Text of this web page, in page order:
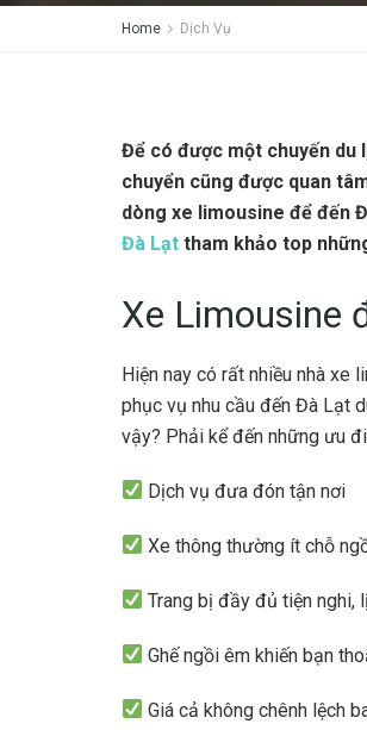
Home Dịch Vụ
Để có được một chuyến du
chuyển cũng được quan
dòng xe limousine để đến
Đà Lạt tham khảo top
Xe Limousine
Hiện nay có rất nhiều nhà xe
phục vụ nhu cầu đến Đà Lạt
vậy? Phải kể đến những ưu
Dịch vụ đưa đón tận nơi
Xe thông thường ít chỗ
Trang bị đầy đủ tiện nghi,
Ghế ngồi êm khiến bạn
Giá cả không chênh lệch